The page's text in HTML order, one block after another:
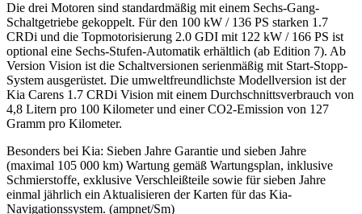
Die drei Motoren sind standardmäßig mit einem Sechs-Gang-
Schaltgetriebe gekoppelt. Für den 100 kW / 136 PS starken 1.7
CRDi und die Topmotorisierung 2.0 GDI mit 122 kW / 166 PS ist
optional eine Sechs-Stufen-Automatik erhältlich (ab Edition 7). Ab
Version Vision ist die Schaltversionen serienmäßig mit Start-Stopp-
System ausgerüstet. Die umweltfreundlichste Modellversion ist der
Kia Carens 1.7 CRDi Vision mit einem Durchschnittsverbrauch von
4,8 Litern pro 100 Kilometer und einer CO2-Emission von 127
Gramm pro Kilometer.
Besonders bei Kia: Sieben Jahre Garantie und sieben Jahre
(maximal 105 000 km) Wartung gemäß Wartungsplan, inklusive
Schmierstoffe, exklusive Verschleißteile sowie für sieben Jahre
einmal jährlich ein Aktualisieren der Karten für das Kia-
Navigationssystem. (ampnet/Sm)